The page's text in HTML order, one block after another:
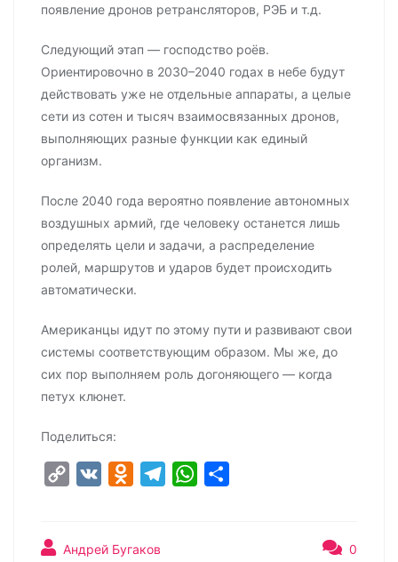
появление дронов ретрансляторов, РЭБ и т.д.
Следующий этап — господство роёв.
Ориентировочно в 2030–2040 годах в небе будут
действовать уже не отдельные аппараты, а целые
сети из сотен и тысяч взаимосвязанных дронов,
выполняющих разные функции как единый
организм.
После 2040 года вероятно появление автономных
воздушных армий, где человеку останется лишь
определять цели и задачи, а распределение
ролей, маршрутов и ударов будет происходить
автоматически.
Американцы идут по этому пути и развивают свои
системы соответствующим образом. Мы же, до
сих пор выполняем роль догоняющего — когда
петух клюнет.
Поделиться:
y
o
W
Андрей Бугаков 0